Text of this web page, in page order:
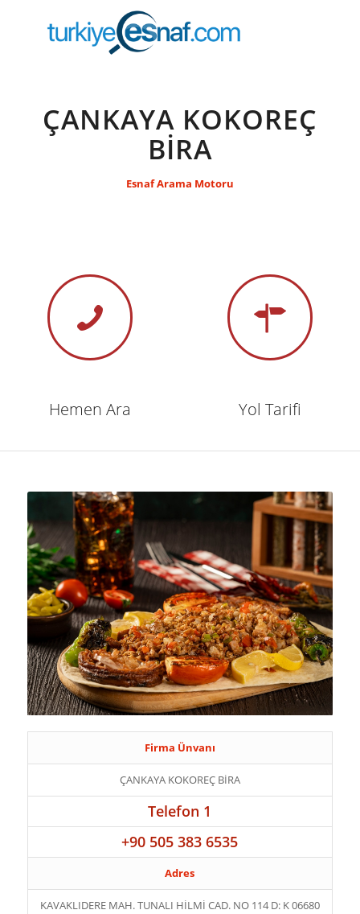
ÇANKAYA KOKOREÇ
BİRA
Esnaf Arama Motoru
Hemen Ara Yol Tarifi
Firma Ünvanı
ÇANKAYA KOKOREÇ BİRA
Telefon 1
+90 505 383 6535
Adres
KAVAKLIDERE MAH. TUNALI HİLMİ CAD. NO 114 D: K 06680